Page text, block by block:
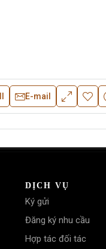
E-mail
DỊCH VỤ
Ký gửi
Đăng ký nhu cầu
Hợp tác đối tác